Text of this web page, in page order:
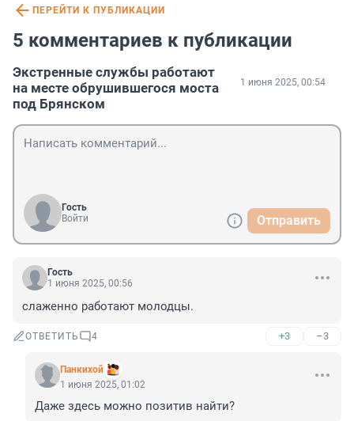
ПЕРЕЙТИ К ПУБЛИКАЦИИ
5 комментариев к публикации
Экстренные службы работают
на месте обрушившегося моста
под Брянском
1 июня 2025, 00:54
Гость
Войти
Отправить
Гость
1 июня 2025, 00:56
слаженно работают молодцы.
ОТВЕТИТЬ 4 +3 –3
Панкихой
1 июня 2025, 01:02
Даже здесь можно позитив найти?